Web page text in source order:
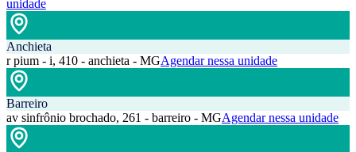
unidade
Anchieta
r pium - i, 410 - anchieta - MGAgendar nessa unidade
Barreiro
av sinfrônio brochado, 261 - barreiro - MGAgendar nessa unidade